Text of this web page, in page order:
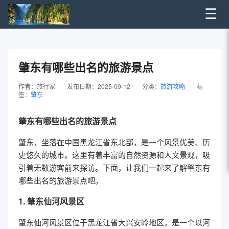
☰
肇东有哪些出名的旅游景点
作者：旅行家 发布日期：2025-09-12 分类： 旅游攻略
标
签： 肇东
肇东有哪些出名的旅游景点
肇东，坐落在中国黑龙江省东北部，是一个风景优美、历
史悠久的城市。这里有着丰富的自然资源和人文景观，吸
引着无数游客前来探访。下面，让我们一起来了解肇东有
哪些出名的旅游景点吧。
1. 肇东仙河风景区
肇东仙河风景区位于黑龙江省大兴安岭地区，是一个以河